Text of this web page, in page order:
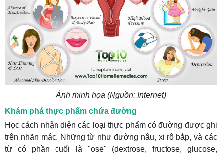
Ảnh minh họa (Nguồn: Internet)
Khám phá thực phẩm chứa đường
Học cách nhận diện các loại thực phẩm có đường được ghi
trên nhãn mác. Những từ như đường nâu, xi rô bắp, và các
từ có phần cuối là "ose" (dextrose, fructose, glucose,